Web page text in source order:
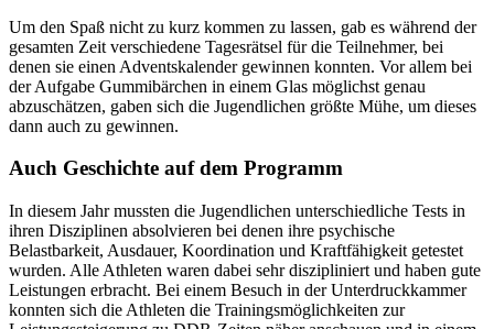
Um den Spaß nicht zu kurz kommen zu lassen, gab es während der
gesamten Zeit verschiedene Tagesrätsel für die Teilnehmer, bei
denen sie einen Adventskalender gewinnen konnten. Vor allem bei
der Aufgabe Gummibärchen in einem Glas möglichst genau
abzuschätzen, gaben sich die Jugendlichen größte Mühe, um dieses
dann auch zu gewinnen.
Auch Geschichte auf dem Programm
In diesem Jahr mussten die Jugendlichen unterschiedliche Tests in
ihren Disziplinen absolvieren bei denen ihre psychische
Belastbarkeit, Ausdauer, Koordination und Kraftfähigkeit getestet
wurden. Alle Athleten waren dabei sehr diszipliniert und haben gute
Leistungen erbracht. Bei einem Besuch in der Unterdruckkammer
konnten sich die Athleten die Trainingsmöglichkeiten zur